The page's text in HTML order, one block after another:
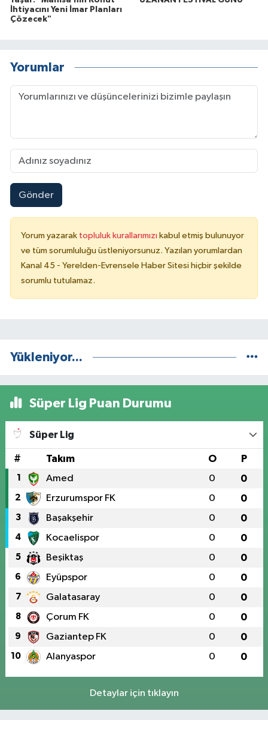
İhtiyacını Yeni İmar Planları
Çözecek"
Yorumlar
Gönder
Yorum yazarak topluluk kurallarımızı kabul etmiş bulunuyor
ve tüm sorumluluğu üstleniyorsunuz. Yazılan yorumlardan
Kanal 45 - Yerelden-Evrensele Haber Sitesi hiçbir şekilde
sorumlu tutulamaz.
Yükleniyor...
Süper Lig Puan Durumu
Süper Lig
# Takım O P
1 Amed 0 0
2 Erzurumspor FK 0 0
3 Başakşehir 0 0
4 Kocaelispor 0 0
5 Beşiktaş 0 0
6 Eyüpspor 0 0
7 Galatasaray 0 0
8 Çorum FK 0 0
9 Gaziantep FK 0 0
10 Alanyaspor 0 0
Detaylar için tıklayın